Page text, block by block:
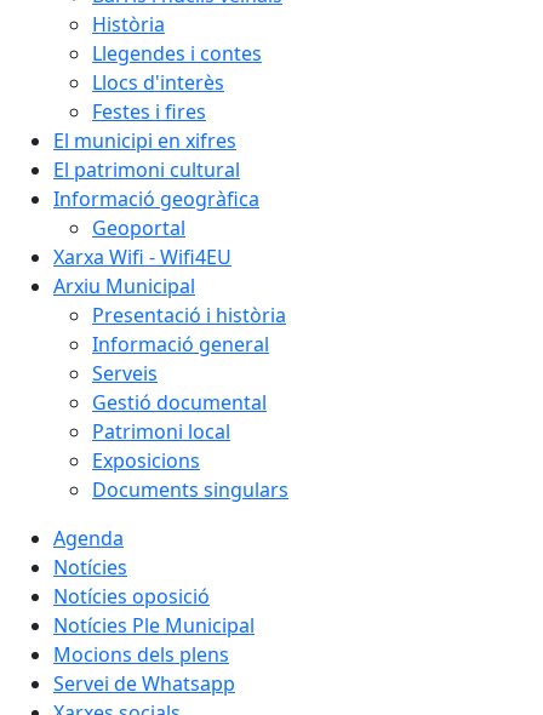
Història
Llegendes i contes
Llocs d'interès
Festes i fires
El municipi en xifres
El patrimoni cultural
Informació geogràfica
Geoportal
Xarxa Wifi - Wifi4EU
Arxiu Municipal
Presentació i història
Informació general
Serveis
Gestió documental
Patrimoni local
Exposicions
Documents singulars
Agenda
Notícies
Notícies oposició
Notícies Ple Municipal
Mocions dels plens
Servei de Whatsapp